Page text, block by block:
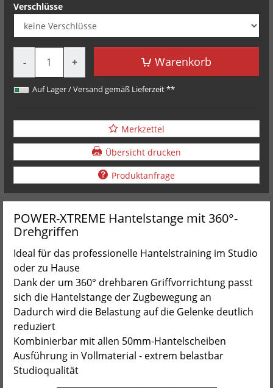
Verschlüsse
- + Warenkorb
Auf Lager / Versand gemäß Lieferzeit **
Merkzettel
Übersicht drucken
Produktanfrage
POWER-XTREME Hantelstange mit 360°-
Drehgriffen
Ideal für das professionelle Hantelstraining im Studio
oder zu Hause
Dank der um 360° drehbaren Griffvorrichtung passt
sich die Hantelstange der Zugbewegung an
Dadurch wird die Belastung auf die Gelenke deutlich
reduziert
Kombinierbar mit allen 50mm-Hantelscheiben
Ausführung in Vollmaterial - extrem belastbar
Studioqualität